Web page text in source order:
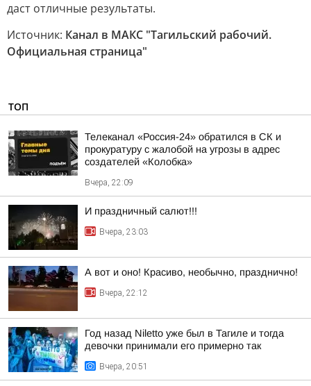
даст отличные результаты.
Источник: Канал в МАКС "Тагильский рабочий.
Официальная страница"
ТОП
Телеканал «Россия-24» обратился в СК и
прокуратуру с жалобой на угрозы в адрес
создателей «Колобка»
Вчера, 22:09
И праздничный салют!!!
Вчера, 23:03
А вот и оно! Красиво, необычно, празднично!
Вчера, 22:12
Год назад Niletto уже был в Тагиле и тогда
девочки принимали его примерно так
Вчера, 20:51